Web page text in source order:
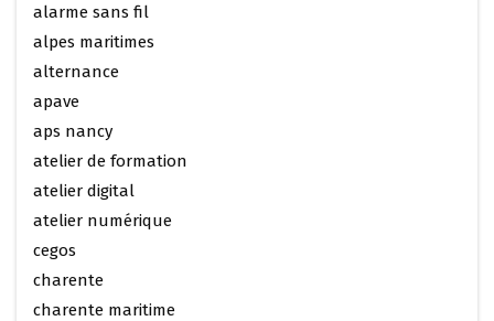
alarme sans fil
alpes maritimes
alternance
apave
aps nancy
atelier de formation
atelier digital
atelier numérique
cegos
charente
charente maritime